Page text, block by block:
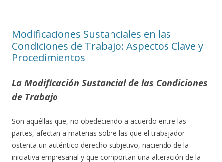
Modificaciones Sustanciales en las
Condiciones de Trabajo: Aspectos Clave y
Procedimientos
La Modificación Sustancial de las Condiciones
de Trabajo
Son aquéllas que, no obedeciendo a acuerdo entre las
partes, afectan a materias sobre las que el trabajador
ostenta un auténtico derecho subjetivo, naciendo de la
iniciativa empresarial y que comportan una alteración de la